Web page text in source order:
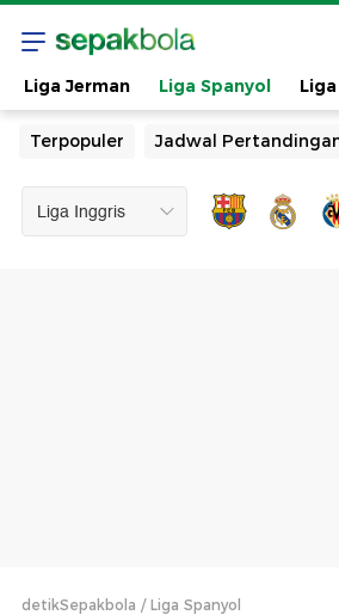
Liga Jerman Liga Spanyol
Terpopuler Jadwal
detikSepakbola Liga Spanyol